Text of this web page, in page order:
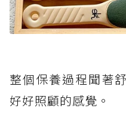
整個保養過程聞著
好好照顧的感覺。